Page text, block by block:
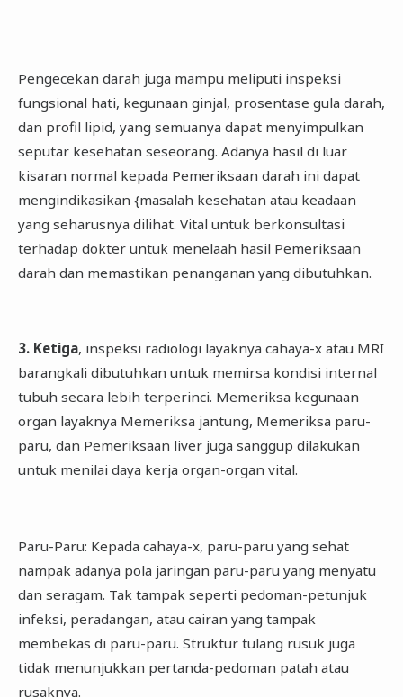
Pengecekan darah juga mampu meliputi inspeksi
fungsional hati, kegunaan ginjal, prosentase gula darah,
dan profil lipid, yang semuanya dapat menyimpulkan
seputar kesehatan seseorang. Adanya hasil di luar
kisaran normal kepada Pemeriksaan darah ini dapat
mengindikasikan {masalah kesehatan atau keadaan
yang seharusnya dilihat. Vital untuk berkonsultasi
terhadap dokter untuk menelaah hasil Pemeriksaan
darah dan memastikan penanganan yang dibutuhkan.
3. Ketiga, inspeksi radiologi layaknya cahaya-x atau MRI
barangkali dibutuhkan untuk memirsa kondisi internal
tubuh secara lebih terperinci. Memeriksa kegunaan
organ layaknya Memeriksa jantung, Memeriksa paru-
paru, dan Pemeriksaan liver juga sanggup dilakukan
untuk menilai daya kerja organ-organ vital.
Paru-Paru: Kepada cahaya-x, paru-paru yang sehat
nampak adanya pola jaringan paru-paru yang menyatu
dan seragam. Tak tampak seperti pedoman-petunjuk
infeksi, peradangan, atau cairan yang tampak
membekas di paru-paru. Struktur tulang rusuk juga
tidak menunjukkan pertanda-pedoman patah atau
rusaknya.